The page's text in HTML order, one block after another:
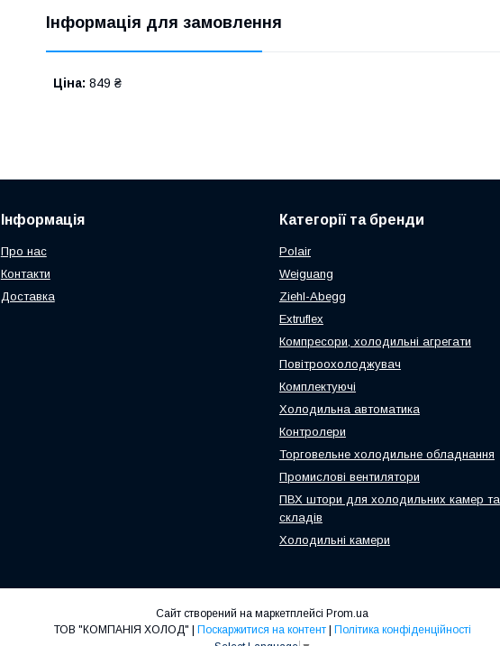
Інформація для замовлення
Ціна: 849 ₴
Інформація
Про нас
Контакти
Доставка
Категорії та бренди
Polair
Weiguang
Ziehl-Abegg
Extruflex
Компресори, холодильні агрегати
Повітроохолоджувач
Комплектуючі
Холодильна автоматика
Контролери
Торговельне холодильне обладнання
Промислові вентилятори
ПВХ штори для холодильних камер та
складів
Холодильні камери
Сайт створений на маркетплейсі Prom.ua
ТОВ "КОМПАНІЯ ХОЛОД" | Поскаржитися на контент | Політика конфіденційності